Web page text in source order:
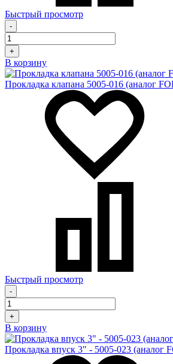
Быстрый просмотр
-
+
В корзину
Прокладка клапана 5005-016 (аналог
Быстрый просмотр
-
+
В корзину
Прокладка впуск 3" - 5005-023 (аналог